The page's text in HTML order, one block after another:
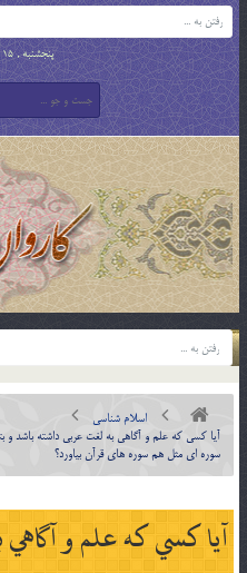
پنجشنبه , 15 مرداد 1405
اسلام شناسی
آيا كسي كه علم و آگاهي به لغت عربي داشته باشد و
سوره اي مثل هم سوره هاي قرآن بياورد؟
آيا كسي كه علم و